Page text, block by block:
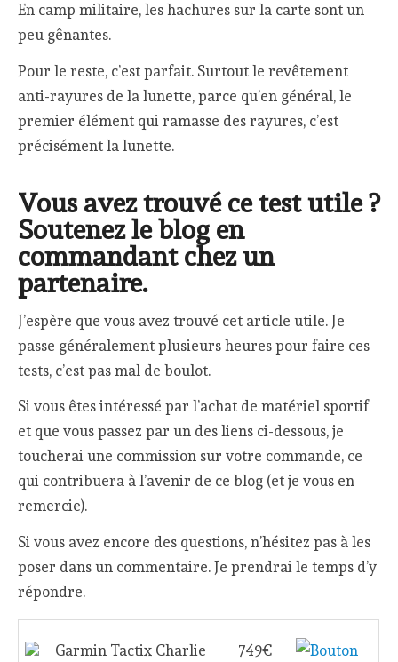
En camp militaire, les hachures sur la carte sont un
peu gênantes.
Pour le reste, c’est parfait. Surtout le revêtement
anti-rayures de la lunette, parce qu’en général, le
premier élément qui ramasse des rayures, c’est
précisément la lunette.
Vous avez trouvé ce test utile ?
Soutenez le blog en
commandant chez un
partenaire.
J’espère que vous avez trouvé cet article utile. Je
passe généralement plusieurs heures pour faire ces
tests, c’est pas mal de boulot.
Si vous êtes intéressé par l’achat de matériel sportif
et que vous passez par un des liens ci-dessous, je
toucherai une commission sur votre commande, ce
qui contribuera à l’avenir de ce blog (et je vous en
remercie).
Si vous avez encore des questions, n’hésitez pas à les
poser dans un commentaire. Je prendrai le temps d’y
répondre.
Garmin Tactix Charlie 749€